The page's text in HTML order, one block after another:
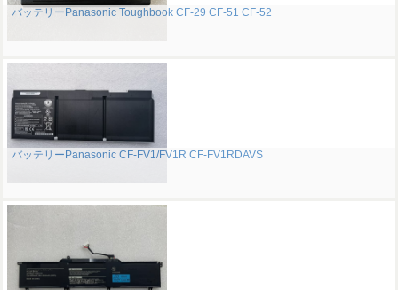
バッテリーPanasonic Toughbook CF-29 CF-51 CF-52
バッテリーPanasonic CF-FV1/FV1R CF-FV1RDAVS